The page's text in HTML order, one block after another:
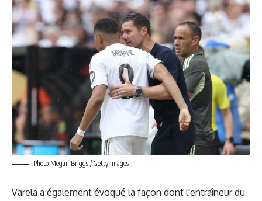
Photo Megan Briggs / Getty Images
Varela a également évoqué la façon dont l'entraîneur du